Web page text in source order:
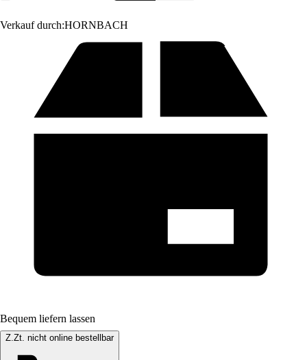
Verkauf durch:HORNBACH
Bequem liefern lassen
Z.Zt. nicht online bestellbar